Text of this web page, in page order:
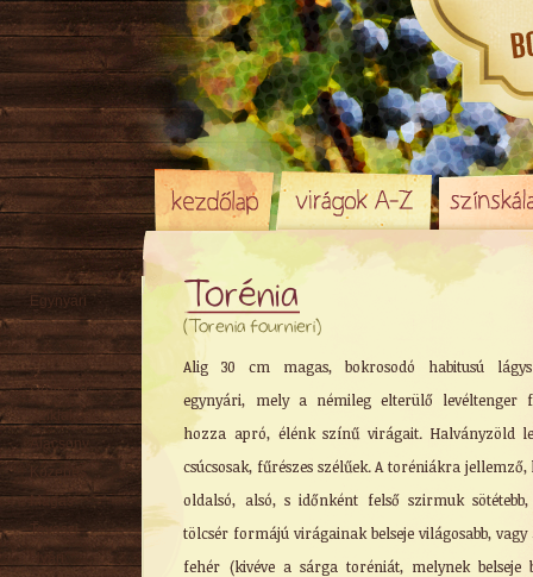
Torénia
(Torenia fournieri)
Alig 30 cm magas, bokrosodó habitusú
egynyári, mely a némileg elterülő levéltenger
hozza apró, élénk színű virágait. Halványzöld
csúcsosak, fűrészes szélűek. A toréniákra jellemző,
oldalsó, alsó, s időnként felső szirmuk
tölcsér formájú virágainak belseje világosabb,
fehér (kivéve a sárga toréniát, melynek belseje
Egynyári
Évelő
Hagyma/ Gumó
Örökzöld
Sziklakerti
Alacsony
Közepes
Magas
Tavaszi